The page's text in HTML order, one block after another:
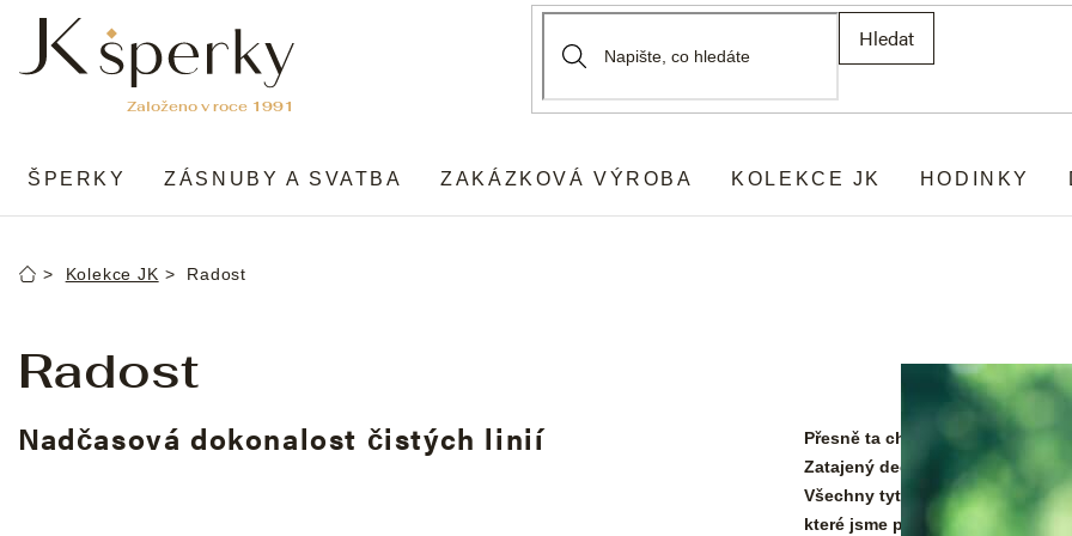
obsah
Hledat
ŠPERKY ZÁSNUBY A SVATBA ZAKÁZKOVÁ VÝROBA KOLEKCE JK HODINKY
DomůKolekce JK Radost
Radost
Nadčasová dokonalost čistých linií
Přesně ta chvíle, kdy
Zatajený dech a pak vteřina,
Všechny tyto okamžiky spojuje
které jsme pro vás i my tvořili s